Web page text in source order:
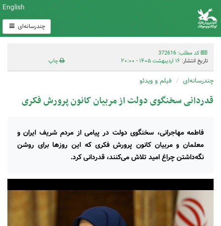
English
چندرسانه‌ای
کد مطلب: 372616
تاریخ انتشار: ۱۶ اردیبهشت ۱۴۰۵ - ۲۰:۰۰ چاپ
چندرسانه‌ای فیلم و ویدئو
قدردانی سخنگوی دولت از مربیان کانون پرورش فکری
فاطمه مهاجرانی، سخنگوی دولت در پیامی از مردم شریف ایران و
معلمان و مربیان کانون پرورش فکری که این روزها برای روشن
نگه‌داشتن چراغ امید تلاش می‌کنند، قدردانی کرد.